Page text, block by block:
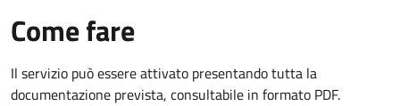
Come fare
Il servizio può essere attivato presentando tutta la
documentazione prevista, consultabile in formato PDF.